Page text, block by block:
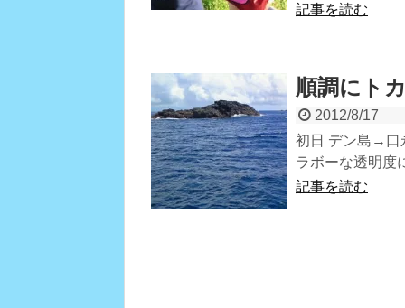
記事を読む
順調にト
2012/8/17
初日 デン島→口
ラボーな透明度
記事を読む